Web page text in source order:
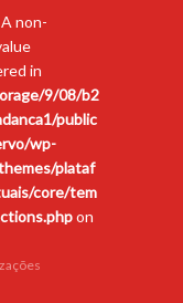
non-
in
9/08/b2
public
wp-
plataf
core/tem
on